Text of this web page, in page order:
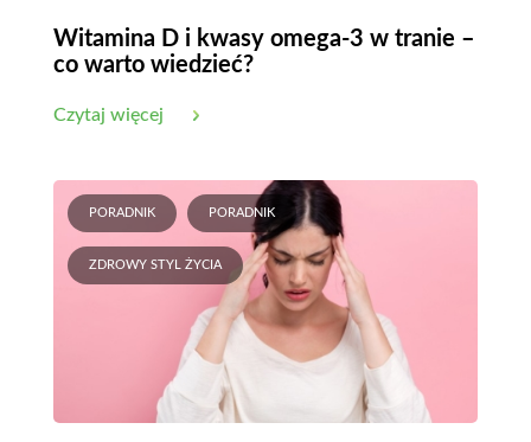
Witamina D i kwasy omega-3 w tranie –
co warto wiedzieć?
Czytaj więcej
PORADNIK PORADNIK
ZDROWY STYL ŻYCIA